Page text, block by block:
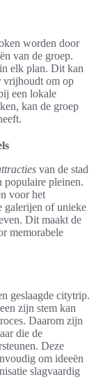
worden door
van de groep.
elk plan. Dit kan
vrijhoudt om op
een lokale
kan de groep
van de stad
populaire pleinen.
voor het
galerijen of unieke
Dit maakt de
memorabele
geslaagde citytrip.
zijn stem kan
Daarom zijn
die de
Deze
om ideeën
slagvaardig